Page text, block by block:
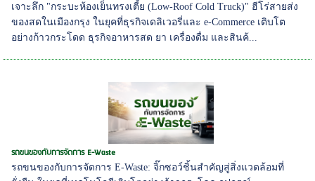
เจาะลึก "กระบะห้องเย็นทรงเตี้ย (Low-Roof Cold Truck)" ฮีโร่สายส่ง
ของสดในเมืองกรุง ในยุคที่ธุรกิจเดลิเวอรี่และ e-Commerce เติบโต
อย่างก้าวกระโดด ธุรกิจอาหารสด ยา เครื่องดื่ม และสินค้...
รถขนของกับการจัดการ E-Waste
รถขนของกับการจัดการ E-Waste: จิ๊กซอว์ชิ้นสำคัญสู่สิ่งแวดล้อมที่